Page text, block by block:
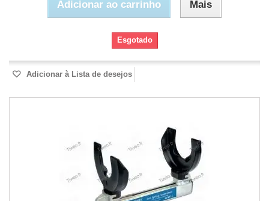
Adicionar ao carrinho Mais
Esgotado
Adicionar à Lista de desejos